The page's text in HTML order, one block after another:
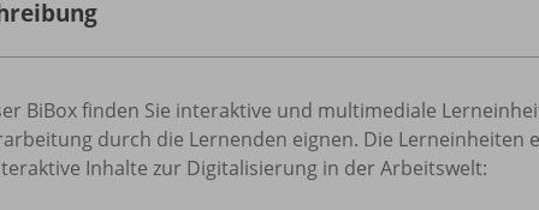
BiBox finden Sie interaktive und multimediale
durch die Lernenden eignen. Die Lerneinheiten
Inhalte zur Digitalisierung in der Arbeitswelt: